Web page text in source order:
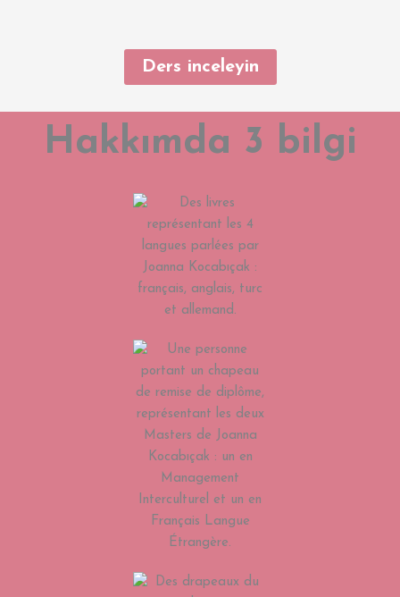
Ders inceleyin
Hakkımda 3 bilgi